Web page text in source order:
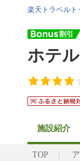
楽天トラベルト
ホテ
施設紹介
TOP